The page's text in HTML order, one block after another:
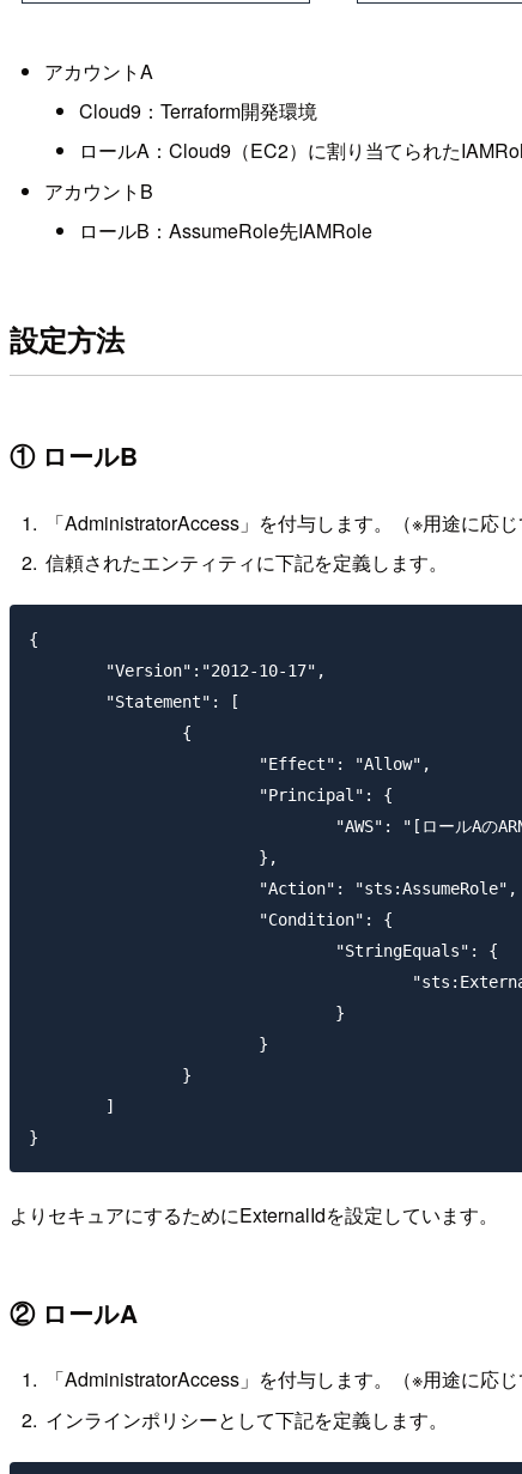
アカウントA
Cloud9：Terraform開発環境
ロールA：Cloud9（EC2）に割り当てられた
アカウントB
ロールB：AssumeRole先IAMRole
設定方法
① ロールB
「AdministratorAccess」を付与します。（※用途に応
信頼されたエンティティに下記を定義します。
{
よりセキュアにするためにExternalIdを設定しています。
② ロールA
「AdministratorAccess」を付与します。（※用途に応
インラインポリシーとして下記を定義します。